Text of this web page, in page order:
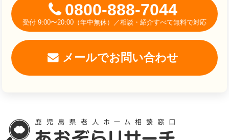
0800-888-7044
受付 9:00〜20:00（年中無休）／相談・紹介すべて無料で対応
メールでお問い合わせ